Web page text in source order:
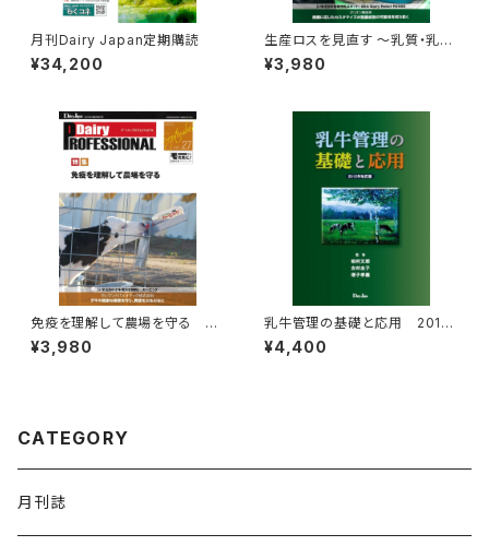
月刊Dairy Japan定期購読
¥34,200
生産ロスを見直す ～乳質・乳房
炎編～ Dairy P
ROFESSIONAL Vol.23
¥3,980
免疫を理解して農場を守る
Dai
ry PROFESSIONAL Vol.27
¥3,980
乳牛管理の基礎と応用 2012
年改訂版
¥4,400
CATEGORY
月刊誌